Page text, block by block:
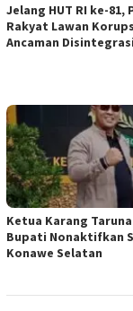
Jelang HUT RI ke-81,
Rakyat Lawan
Ancaman
Ketua ‎Karang
Bupati Nonaktifkan
Konawe Selatan